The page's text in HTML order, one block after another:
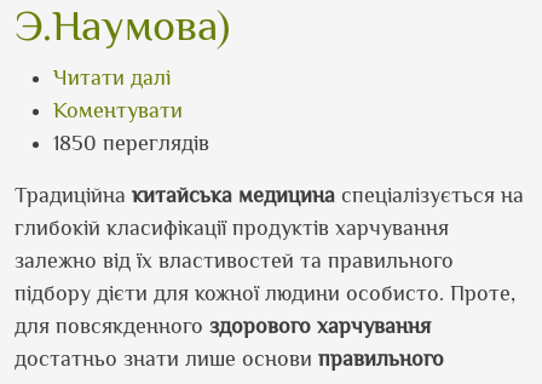
Э.Наумова)
Читати даліпро Їжа, що дає здоров'я - Б.
Коментувати
1850 переглядів
Традиційна китайська медицина спеціалізується на
глибокій класифікації продуктів харчування
залежно від їх властивостей та правильного
підбору дієти для кожної людини особисто. Проте,
для повсякденного здорового харчування
достатньо знати лише основи правильного